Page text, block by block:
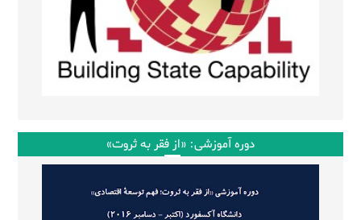
دوره آموزشی: «از فقر به ثروت»